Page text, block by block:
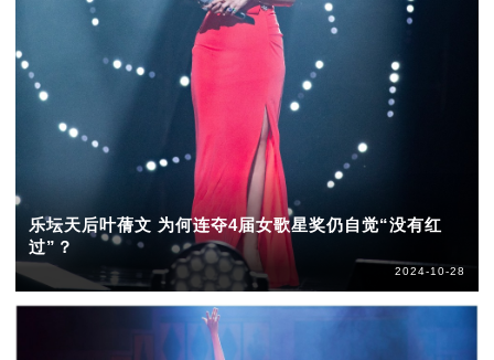
乐坛天后叶蒨文 为何连夺4届女歌星奖仍自觉“没有红
过”？
2024-10-28